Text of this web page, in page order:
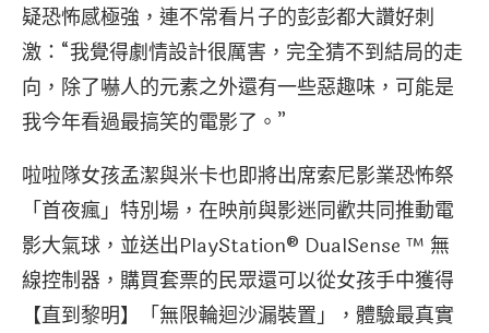
疑恐怖感極強，連不常看片子的彭彭都大讚好刺
激：“我覺得劇情設計很厲害，完全猜不到結局的走
向，除了嚇人的元素之外還有一些惡趣味，可能是
我今年看過最搞笑的電影了。”
啦啦隊女孩孟潔與米卡也即將出席索尼影業恐怖祭
「首夜瘋」特別場，在映前與影迷同歡共同推動電
影大氣球，並送出PlayStation® DualSense ™ 無
線控制器，購買套票的民眾還可以從女孩手中獲得
【直到黎明】「無限輪迴沙漏裝置」，體驗最真實